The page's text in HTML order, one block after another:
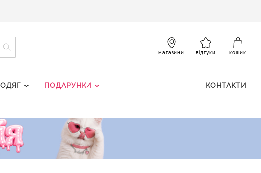
ПОШУК
магазини відгуки кошик
ОДЯГ ПОДАРУНКИ КОНТАКТИ